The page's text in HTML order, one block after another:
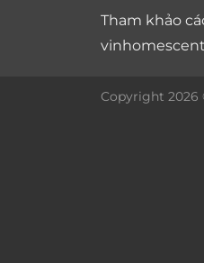
Tham khảo
Copyright 2026